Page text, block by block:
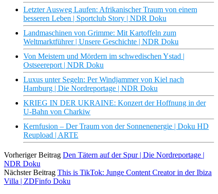
Letzter Ausweg Laufen: Afrikanischer Traum von einem
besseren Leben | Sportclub Story | NDR Doku
Landmaschinen von Grimme: Mit Kartoffeln zum
Weltmarktführer | Unsere Geschichte | NDR Doku
Von Meistern und Mördern im schwedischen Ystad |
Ostseereport | NDR Doku
Luxus unter Segeln: Per Windjammer von Kiel nach
Hamburg | Die Nordreportage | NDR Doku
KRIEG IN DER UKRAINE: Konzert der Hoffnung in der
U-Bahn von Charkiw
Kernfusion – Der Traum von der Sonnenenergie | Doku HD
Reupload | ARTE
Vorheriger Beitrag Den Tätern auf der Spur | Die Nordreportage |
NDR Doku
Nächster Beitrag This is TikTok: Junge Content Creator in der Ibiza
Villa | ZDFinfo Doku